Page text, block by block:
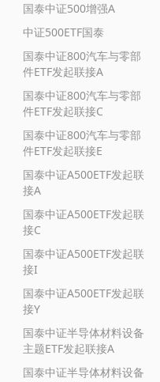
国泰中证500增强A
中证500ETF国泰
国泰中证800汽车与零部
件ETF发起联接A
国泰中证800汽车与零部
件ETF发起联接C
国泰中证800汽车与零部
件ETF发起联接E
国泰中证A500ETF发起联
接A
国泰中证A500ETF发起联
接C
国泰中证A500ETF发起联
接I
国泰中证A500ETF发起联
接Y
国泰中证半导体材料设备
主题ETF发起联接A
国泰中证半导体材料设备